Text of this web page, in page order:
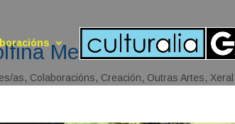
Mesa
as, Colaboracións, Creación, Outras Artes, Xeral